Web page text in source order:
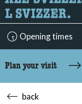
Opening times
Plan your visit
back